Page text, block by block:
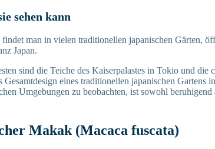
sehen kann
man in vielen traditionellen japanischen Gärten,
Japan.
sind die Teiche des Kaiserpalastes in Tokio und
Gesamtdesign eines traditionellen japanischen Gartens
Umgebungen zu beobachten, ist sowohl
Makak (Macaca fuscata)